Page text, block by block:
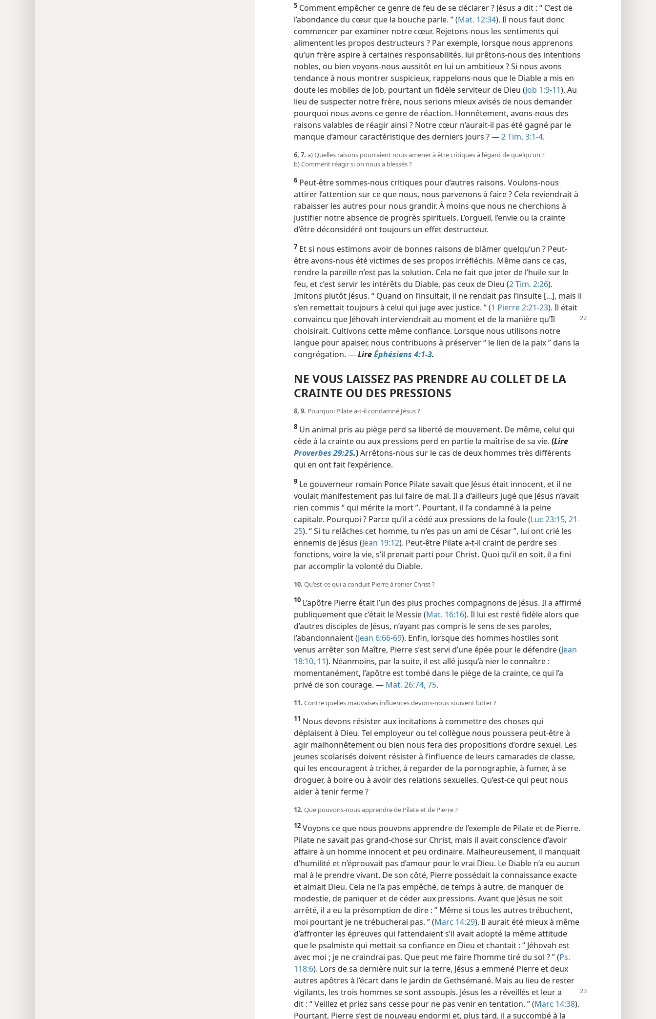
5 Comment empêcher ce genre de feu de se déclarer ? Jésus a dit : “ C’est de
l’abondance du cœur que la bouche parle. ” (Mat. 12:34). Il nous faut donc
commencer par examiner notre cœur. Rejetons-​nous les sentiments qui
alimentent les propos destructeurs ? Par exemple, lorsque nous apprenons
qu’un frère aspire à certaines responsabilités, lui prêtons-​nous des intentions
nobles, ou bien voyons-​nous aussitôt en lui un ambitieux ? Si nous avons
tendance à nous montrer suspicieux, rappelons-​nous que le Diable a mis en
doute les mobiles de Job, pourtant un fidèle serviteur de Dieu (Job 1:9-11). Au
lieu de suspecter notre frère, nous serions mieux avisés de nous demander
pourquoi nous avons ce genre de réaction. Honnêtement, avons-​nous des
raisons valables de réagir ainsi ? Notre cœur n’aurait-​il pas été gagné par le
manque d’amour caractéristique des derniers jours ? —2 Tim. 3:1-4.
6, 7. a) Quelles raisons pourraient nous amener à être critiques à l’égard de quelqu’un ?
b) Comment réagir si on nous a blessés ?
6 Peut-être sommes-​nous critiques pour d’autres raisons. Voulons-​nous
attirer l’attention sur ce que nous, nous parvenons à faire ? Cela reviendrait à
rabaisser les autres pour nous grandir. À moins que nous ne cherchions à
justifier notre absence de progrès spirituels. L’orgueil, l’envie ou la crainte
d’être déconsidéré ont toujours un effet destructeur.
7 Et si nous estimons avoir de bonnes raisons de blâmer quelqu’un ? Peut-
être avons-​nous été victimes de ses propos irréfléchis. Même dans ce cas,
rendre la pareille n’est pas la solution. Cela ne fait que jeter de l’huile sur le
feu, et c’est servir les intérêts du Diable, pas ceux de Dieu (2 Tim. 2:26).
Imitons plutôt Jésus. “ Quand on l’insultait, il ne rendait pas l’insulte [...], mais il
s’en remettait toujours à celui qui juge avec justice. ” (1 Pierre 2:21-23). Il était
convaincu que Jéhovah interviendrait au moment etde la manière qu’Il
choisirait. Cultivons cette même confiance. Lorsque nous utilisons notre
langue pour apaiser, nous contribuons à préserver “ le lien de la paix ” dans la
congrégation. —LireÉphésiens 4:1-3.
NE VOUS LAISSEZ PAS PRENDRE AU COLLET DE LA
CRAINTE OU DES PRESSIONS
8, 9. Pourquoi Pilate a-​t-​il condamné Jésus ?
8 Un animal pris au piège perd sa liberté de mouvement. De même, celui qui
cède à la crainte ou aux pressions perd en partie la maîtrise de sa vie. (Lire
Proverbes 29:25.)Arrêtons-​nous sur le cas de deux hommes très différents
qui en ont fait l’expérience.
9 Le gouverneur romain Ponce Pilate savait que Jésus était innocent, et il ne
voulait manifestement pas lui faire de mal. Il a d’ailleurs jugé que Jésus n’avait
rien commis “ qui mérite la mort ”. Pourtant, il l’a condamné à la peine
capitale. Pourquoi ? Parce qu’il a cédé aux pressions de la foule (Luc 23:15, 21-
25). “ Si tu relâches cet homme, tu n’es pas un ami de César ”, lui ont crié les
ennemis de Jésus (Jean 19:12). Peut-être Pilate a-​t-​il craint de perdre ses
fonctions, voire la vie, s’il prenait parti pour Christ. Quoi qu’il en soit, il a fini
par accomplir la volonté du Diable.
10. Qu’est-​ce qui a conduit Pierre à renier Christ ?
10 L’apôtre Pierre était l’un des plus proches compagnons de Jésus. Il a affirmé
publiquement que c’était le Messie (Mat. 16:16). Il lui est resté fidèle alors que
d’autres disciples de Jésus, n’ayant pas compris le sens de ses paroles,
l’abandonnaient (Jean 6:66-69). Enfin, lorsque des hommes hostiles sont
venus arrêter son Maître, Pierre s’est servi d’une épée pour le défendre (Jean
18:10, 11). Néanmoins, par la suite, il est allé jusqu’à nier le connaître :
momentanément, l’apôtre est tombé dans le piège de la crainte, ce qui l’a
privé de son courage. — Mat. 26:74, 75.
11. Contre quelles mauvaises influences devons-​nous souvent lutter ?
11 Nous devons résister aux incitations à commettre des choses qui
déplaisent à Dieu. Tel employeur ou tel collègue nous poussera peut-être à
agir malhonnêtement ou bien nous fera des propositions d’ordre sexuel. Les
jeunes scolarisés doivent résister à l’influence de leurs camarades de classe,
qui les encouragent à tricher, à regarder de la pornographie, à fumer, à se
droguer, à boire ou à avoir des relations sexuelles. Qu’est-​ce qui peut nous
aider à tenir ferme ?
12. Que pouvons-​nous apprendre de Pilate et de Pierre ?
12 Voyons ce que nous pouvons apprendre de l’exemple de Pilate et de Pierre.
Pilate ne savait pas grand-chose sur Christ, mais il avait conscience d’avoir
affaire à un homme innocent et peu ordinaire. Malheureusement, il manquait
d’humilité et n’éprouvait pas d’amour pour le vrai Dieu. Le Diable n’a eu aucun
mal à le prendre vivant. De son côté, Pierre possédait la connaissance exacte
et aimait Dieu. Cela ne l’a pas empêché, de temps à autre, de manquer de
modestie, de paniquer et de céder aux pressions. Avant que Jésus ne soit
arrêté, il a eu la présomption de dire : “ Même si tous les autres trébuchent,
moi pourtant je ne trébucherai pas. ” (Marc 14:29). Il aurait été mieux à même
d’affronter les épreuves qui l’attendaient s’il avait adopté la même attitude
que le psalmiste qui mettait sa confiance en Dieu et chantait : “ Jéhovah est
avec moi ; je ne craindrai pas. Que peut me faire l’homme tiré du sol ? ” (Ps.
118:6). Lors de sa dernière nuit sur la terre, Jésus a emmené Pierre et deux
autres apôtres à l’écart dans le jardin de Gethsémané. Mais au lieu de rester
vigilants, les trois hommes se sont assoupis. Jésus les a réveillés et leur a
dit : “ Veillez et priez sans cesse pour ne pas venir en tentation. ” (Marc 14:38).
Pourtant, Pierre s’est de nouveau endormi et, plus tard, il a succombé à la